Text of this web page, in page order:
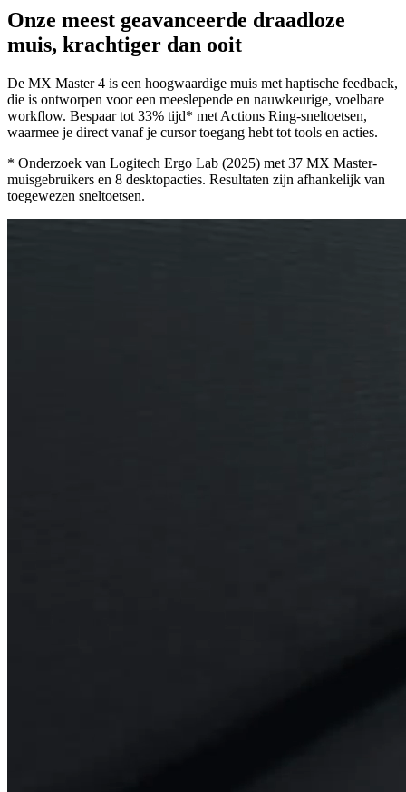
Onze meest geavanceerde draadloze
muis, krachtiger dan ooit
De MX Master 4 is een hoogwaardige muis met haptische feedback,
die is ontworpen voor een meeslepende en nauwkeurige, voelbare
workflow. Bespaar tot 33% tijd* met Actions Ring-sneltoetsen,
waarmee je direct vanaf je cursor toegang hebt tot tools en acties.
* Onderzoek van Logitech Ergo Lab (2025) met 37 MX Master-
muisgebruikers en 8 desktopacties. Resultaten zijn afhankelijk van
toegewezen sneltoetsen.